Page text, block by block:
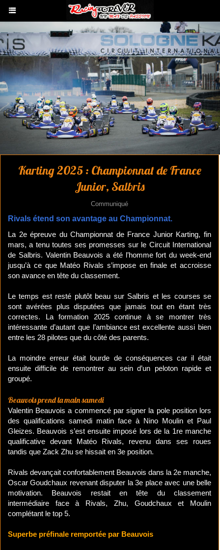
Karting 2025 : Championnat de France
Junior, Salbris
Communiqué
​Rivals étend son avantage au Championnat.
La 2e épreuve du Championnat de France Junior Karting, fin
mars, a tenu toutes ses promesses sur le Circuit International
de Salbris. Valentin Beauvois a été l’homme fort du week-end
jusqu’à ce que Matéo Rivals s’impose en finale et accroisse
son avance en tête du classement.
Le temps est resté plutôt beau sur Salbris et les courses se
sont avérées plus disputées que jamais tout en étant très
correctes. La formation 2025 continue à se montrer très
intéressante d’autant que l’ambiance est excellente aussi bien
entre les 28 pilotes que du côté des parents.
La moindre erreur était lourde de conséquences car il était
ensuite difficile de remontrer au sein d’un peloton rapide et
groupé.
​Beauvois prend la main samedi
Valentin Beauvois a commencé par signer la pole position lors
des qualifications samedi matin face à Nino Moulin et Paul
Gleizes. Beauvois s’est ensuite imposé lors de la 1re manche
qualificative devant Matéo Rivals, revenu dans ses roues
tandis que Zack Zhu se hissait en 3e position.
Rivals devançait confortablement Beauvois dans la 2e manche,
Oscar Goudchaux revenant disputer la 3e place avec une belle
motivation. Beauvois restait en tête du classement
intermédiaire face à Rivals, Zhu, Goudchaux et Moulin
complétant le top 5.
Superbe préfinale remportée par Beauvois